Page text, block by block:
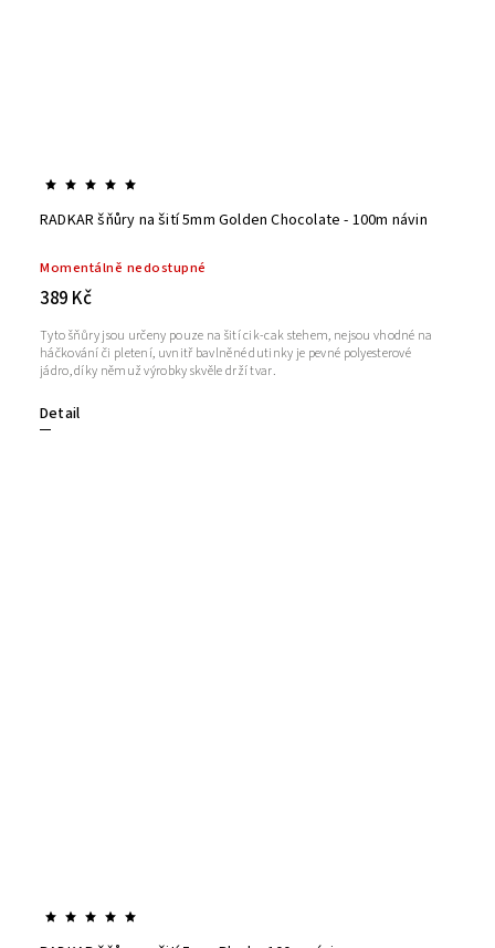
RADKAR šňůry na šití 5mm Golden Chocolate - 100m návin
Momentálně nedostupné
389 Kč
Detail
Tyto šňůry jsou určeny pouze na šití cik-cak stehem, nejsou vhodné na
háčkování či pletení, uvnitř bavlněné dutinky je pevné polyesterové
jádro, díky němuž výrobky skvěle drží tvar.